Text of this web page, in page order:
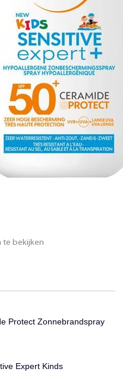
te bekijken
Protect Zonnebrandspray
Expert Kinds